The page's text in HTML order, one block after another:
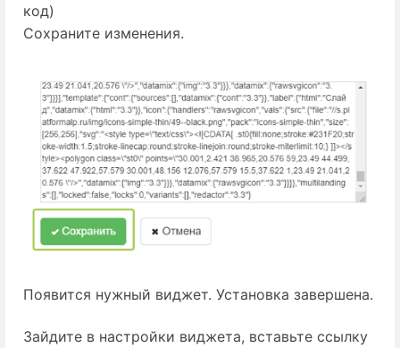
код)
Сохраните изменения.
Появится нужный виджет. Установка завершена.
Зайдите в настройки виджета, вставьте ссылку